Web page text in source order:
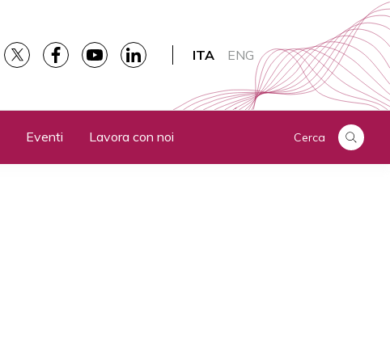
ITA ENG
Eventi Lavora con noi Cerca